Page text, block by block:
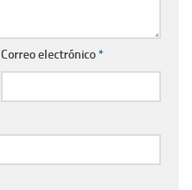
Correo electrónico*